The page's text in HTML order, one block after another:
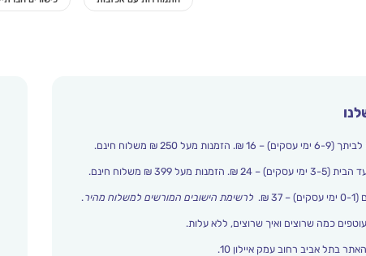
16 ₪. הזמנות מעל 250 ₪ משלוח חינם.
– 24 ₪. הזמנות מעל 399 ₪ משלוח חינם.
37 ₪. לרשימת הישובים המורשים למשלוח מהיר.
כמה שרוצים ואיך שרוצים, ללא עלות.
בתל אביב רחוב עמק איילון 10.